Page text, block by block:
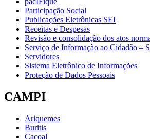
Participação Social
Publicações Eletrônicas SEI
Receitas e Despesas
Revisão e consolidação dos atos
Serviço de Informação ao Cidadão –
Servidores
Sistema Eletrônico de Informações
Proteção de Dados Pessoais
CAMPI
Ariquemes
Buritis
Cacoal